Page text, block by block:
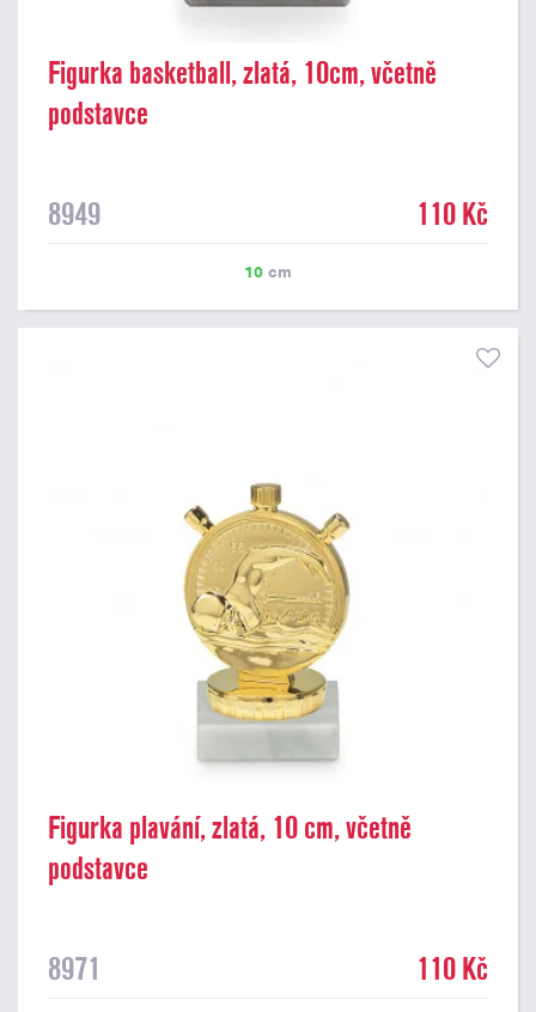
Figurka basketball, zlatá, 10cm, včetně
podstavce
8949 110 Kč
10 cm
Figurka plavání, zlatá, 10 cm, včetně
podstavce
8971 110 Kč